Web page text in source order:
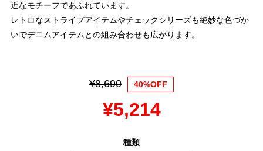
近なモチーフであふれています。
レトロなストライプアイテムやチェックシリーズも絶妙な色づか
いでデニムアイテムとの組み合わせも広がります。
¥8,690 40%OFF
¥5,214
種類